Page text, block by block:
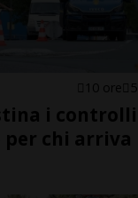
10 ore 5
i controlli
chi arriva